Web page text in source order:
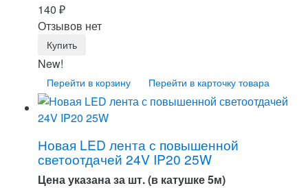
140 ₽
Отзывов нет
New!
Перейти в корзину Перейти в карточку товара
Новая LED лента с повышенной
светоотдачей 24V IP20 25W
Цена указана за шт. (в катушке 5м)